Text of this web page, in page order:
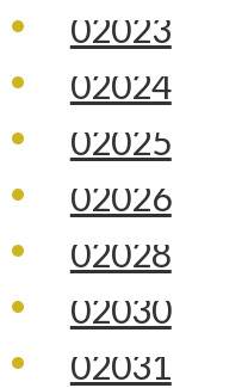
02023
02024
02025
02026
02028
02030
02031